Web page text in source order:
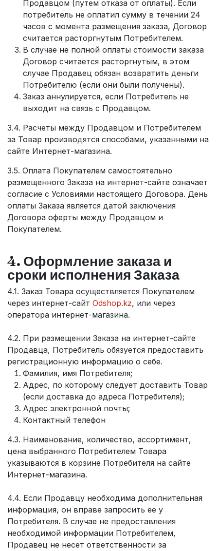
Продавцом (путем отказа от оплаты). Если
потребитель не оплатил сумму в течении 24
часов с момента размещения заказа, Договор
считается расторгнутым Потребителем.
В случае не полной оплаты стоимости заказа
Договор считается расторгнутым, в этом
случае Продавец обязан возвратить деньги
Потребителю (если они были получены).
Заказ аннулируется, если Потребитель не
выходит на связь с Продавцом.
3.4. Расчеты между Продавцом и Потребителем
за Товар производятся способами, указанными на
сайте Интернет-магазина.
3.5. Оплата Покупателем самостоятельно
размещенного Заказа на интернет-сайте означает
согласие с Условиями настоящего Договора. День
оплаты Заказа является датой заключения
Договора оферты между Продавцом и
Покупателем.
4. Оформление заказа и
сроки исполнения Заказа
4.1. Заказ Товара осуществляется Покупателем
через интернет-сайт Odshop.kz, или через
оператора интернет-магазина.
4.2. При размещении Заказа на интернет-сайте
Продавца, Потребитель обязуется предоставить
регистрационную информацию о себе.
Фамилия, имя Потребителя;
Адрес, по которому следует доставить Товар
(если доставка до адреса Потребителя);
Адрес электронной почты;
Контактный телефон
4.3. Наименование, количество, ассортимент,
цена выбранного Потребителем Товара
указываются в корзине Потребителя на сайте
Интернет-магазина.
4.4. Если Продавцу необходима дополнительная
информация, он вправе запросить ее у
Потребителя. В случае не предоставления
необходимой информации Потребителем,
Продавец не несет ответственности за